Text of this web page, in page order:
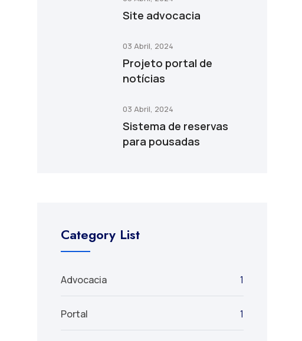
Site advocacia
03 Abril, 2024
Projeto portal de
notícias
03 Abril, 2024
Sistema de reservas
para pousadas
Category List
Advocacia 1
Portal 1